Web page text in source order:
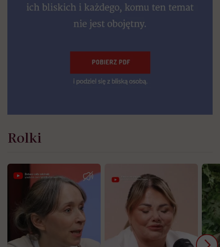
Rolki